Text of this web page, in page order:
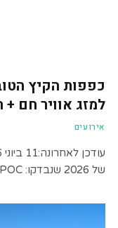
כפפות הקיץ
למזג אוויר חם +
אירועים
של 2026 שנבדקו: GripGrab, Castelli, POC,…